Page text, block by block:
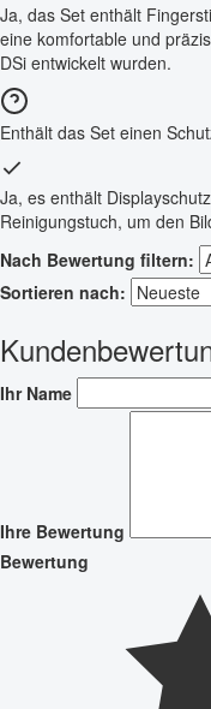
Ja, das Set enthält
eine komfortable und
DSi entwickelt wurden.
Enthält das Set einen
Ja, es enthält
Reinigungstuch, um den
Nach Bewertung filtern:
Sortieren nach:
Ihr Name
Ihre Bewertung
Bewertung